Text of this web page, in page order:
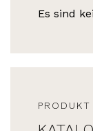
Es sind
PRODUKT